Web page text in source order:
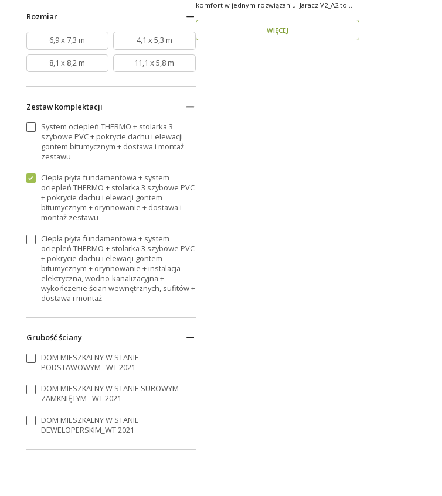
Rozmiar
6,9 x 7,3 m 4,1 x 5,3 m
8,1 x 8,2 m 11,1 x 5,8 m
Zestaw komplektacji
System ociepleń THERMO + stolarka 3
szybowe PVC + pokrycie dachu i elewacji
gontem bitumycznym + dostawa i montaż
zestawu
Ciepła płyta fundamentowa + system
ociepleń THERMO + stolarka 3 szybowe PVC
+ pokrycie dachu i elewacji gontem
bitumycznym + orynnowanie + dostawa i
montaż zestawu
Ciepła płyta fundamentowa + system
ociepleń THERMO + stolarka 3 szybowe PVC
+ pokrycie dachu i elewacji gontem
bitumycznym + orynnowanie + instalacja
elektryczna, wodno-kanalizacyjna +
wykończenie ścian wewnętrznych, sufitów +
dostawa i montaż
Grubość ściany
DOM MIESZKALNY W STANIE
PODSTAWOWYM_ WT 2021
DOM MIESZKALNY W STANIE SUROWYM
ZAMKNIĘTYM_ WT 2021
DOM MIESZKALNY W STANIE
DEWELOPERSKIM_WT 2021
komfort w jednym rozwiązaniu! Jaracz V2_A2 to
WIĘCEJ